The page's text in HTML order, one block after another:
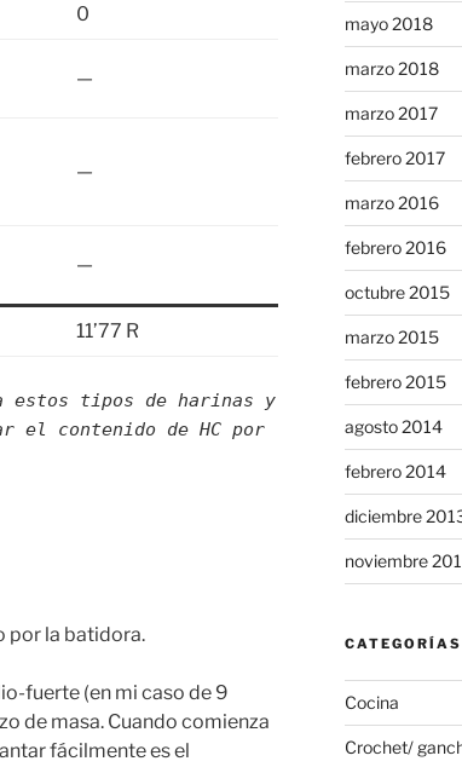
0
—
—
—
11’77 R
estos tipos de harinas y
el contenido de HC por
por la batidora.
fuerte (en mi caso de 9
de masa. Cuando comienza
fácilmente es el
mayo 2018
marzo 2018
marzo 2017
febrero 2017
marzo 2016
febrero 2016
octubre 2015
marzo 2015
febrero 2015
agosto 2014
febrero 2014
diciembre
noviembre
CATEGORÍAS
Cocina
Crochet/